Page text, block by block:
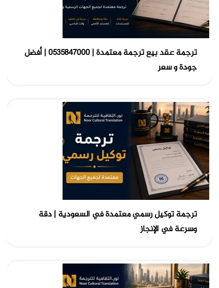
ترجمة عقد بيع ترجمة معتمدة | 0535847000 | أفضل
جودة و سعر
ترجمة توكيل رسمي معتمدة في السعودية | دقة
وسرعة في الإنجاز